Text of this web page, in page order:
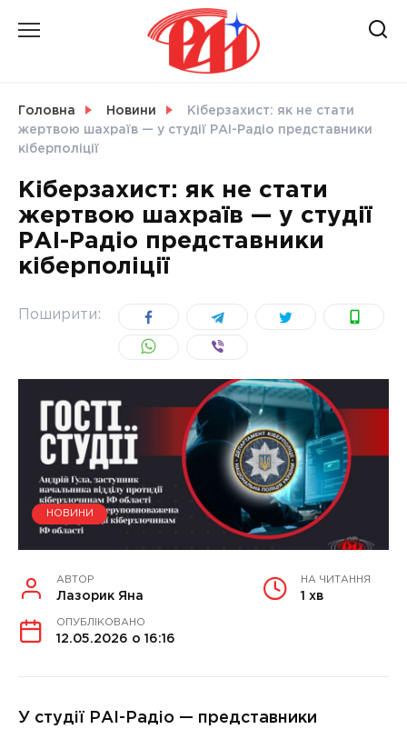
СВІТ
УКРАЇНА
Головна Новини
Кіберзахист: як не стати
жертвою шахраїв — у студії РАІ-Радіо представники
кіберполіції
Кіберзахист: як не стати
жертвою шахраїв — у студії
РАІ-Радіо представники
кіберполіції
Поширити:
НОВИНИ
АВТОР
Лазорик Яна
НА ЧИТАННЯ
1 хв
ОПУБЛІКОВАНО
12.05.2026 о 16:16
У студії РАІ-Радіо — представники